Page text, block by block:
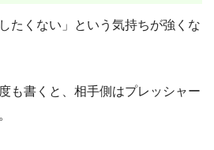
たくない」という気持ちが強くな
も書くと、相手側はプレッシャー